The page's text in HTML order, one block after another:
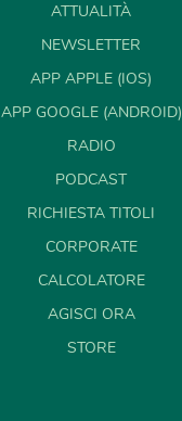
ATTUALITÀ
NEWSLETTER
APP APPLE (IOS)
APP GOOGLE (ANDROID)
RADIO
PODCAST
RICHIESTA TITOLI
CORPORATE
CALCOLATORE
AGISCI ORA
STORE